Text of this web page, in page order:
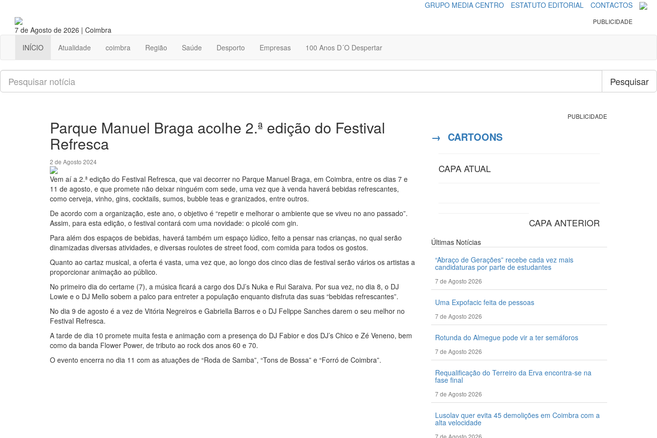
GRUPO MEDIA CENTRO ESTATUTO EDITORIAL CONTACTOS
7 de Agosto de 2026 | Coimbra
PUBLICIDADE
INÍCIO Atualidade coimbra Região Saúde Desporto Empresas 100 Anos D´O Despertar
Pesquisar
Pesquisar
Parque Manuel Braga acolhe 2.ª edição do Festival
Refresca
2 de Agosto 2024
Vem aí a 2.ª edição do Festival Refresca, que vai decorrer no Parque Manuel Braga, em Coimbra, entre os dias 7 e
11 de agosto, e que promete não deixar ninguém com sede, uma vez que à venda haverá bebidas refrescantes,
como cerveja, vinho, gins, cocktails, sumos, bubble teas e granizados, entre outros.
De acordo com a organização, este ano, o objetivo é “repetir e melhorar o ambiente que se viveu no ano passado”.
Assim, para esta edição, o festival contará com uma novidade: o picolé com gin.
Para além dos espaços de bebidas, haverá também um espaço lúdico, feito a pensar nas crianças, no qual serão
dinamizadas diversas atividades, e diversas roulotes de street food, com comida para todos os gostos.
Quanto ao cartaz musical, a oferta é vasta, uma vez que, ao longo dos cinco dias de festival serão vários os artistas a
proporcionar animação ao público.
No primeiro dia do certame (7), a música ficará a cargo dos DJ’s Nuka e Rui Saraiva. Por sua vez, no dia 8, o DJ
Lowie e o DJ Mello sobem a palco para entreter a população enquanto disfruta das suas “bebidas refrescantes”.
No dia 9 de agosto é a vez de Vitória Negreiros e Gabriella Barros e o DJ Felippe Sanches darem o seu melhor no
Festival Refresca.
A tarde de dia 10 promete muita festa e animação com a presença do DJ Fabior e dos DJ’s Chico e Zé Veneno, bem
como da banda Flower Power, de tributo ao rock dos anos 60 e 70.
O evento encerra no dia 11 com as atuações de “Roda de Samba”, “Tons de Bossa” e “Forró de Coimbra”.
PUBLICIDADE
→ CARTOONS
CAPA ATUAL
CAPA ANTERIOR
Últimas Notícias
“Abraço de Gerações” recebe cada vez mais
candidaturas por parte de estudantes
7 de Agosto 2026
Uma Expofacic feita de pessoas
7 de Agosto 2026
Rotunda do Almegue pode vir a ter semáforos
7 de Agosto 2026
Requalificação do Terreiro da Erva encontra-se na
fase final
7 de Agosto 2026
Lusolav quer evita 45 demolições em Coimbra com a
alta velocidade
7 de Agosto 2026